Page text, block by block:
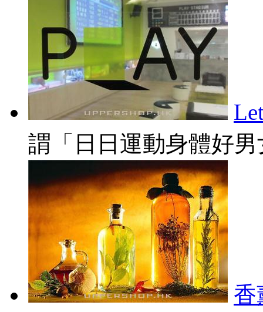
謂「日日運動身體好
香